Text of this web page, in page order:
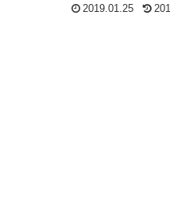
2019.01.25